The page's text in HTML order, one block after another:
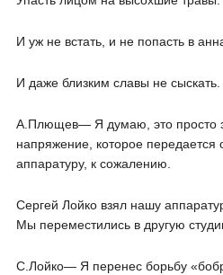
И уж не встать, и не попасть в
И даже близким славы не сыскать.
А.Плющев― Я думаю, это просто
напряжение, которое передается
аппаратуру, к сожалению.
Сергей Лойко взял нашу
Мы переместились в другую
С.Лойко― Я перенес борьбу